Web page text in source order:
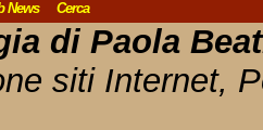
News Cerca
di Paola
siti Internet,